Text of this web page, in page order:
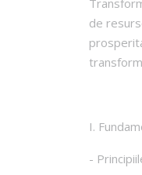
de
I.
-